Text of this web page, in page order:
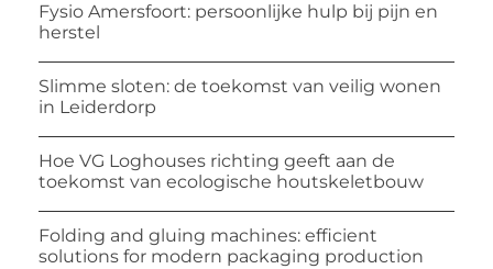
Fysio Amersfoort: persoonlijke hulp bij pijn en
herstel
Slimme sloten: de toekomst van veilig wonen
in Leiderdorp
Hoe VG Loghouses richting geeft aan de
toekomst van ecologische houtskeletbouw
Folding and gluing machines: efficient
solutions for modern packaging production